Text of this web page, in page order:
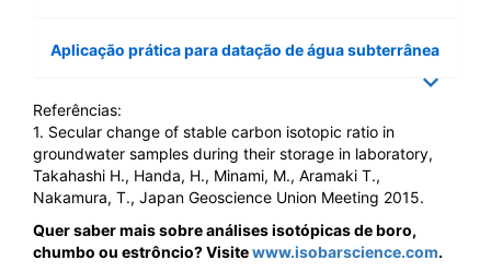
Aplicação prática para datação de água subterrânea
Referências:
1. Secular change of stable carbon isotopic ratio in
groundwater samples during their storage in laboratory,
Takahashi H., Handa, H., Minami, M., Aramaki T.,
Nakamura, T., Japan Geoscience Union Meeting 2015.
Quer saber mais sobre análises isotópicas de boro,
chumbo ou estrôncio? Visitewww.isobarscience.com.